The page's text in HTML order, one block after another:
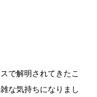
で解明されてきたこ
な気持ちになりまし